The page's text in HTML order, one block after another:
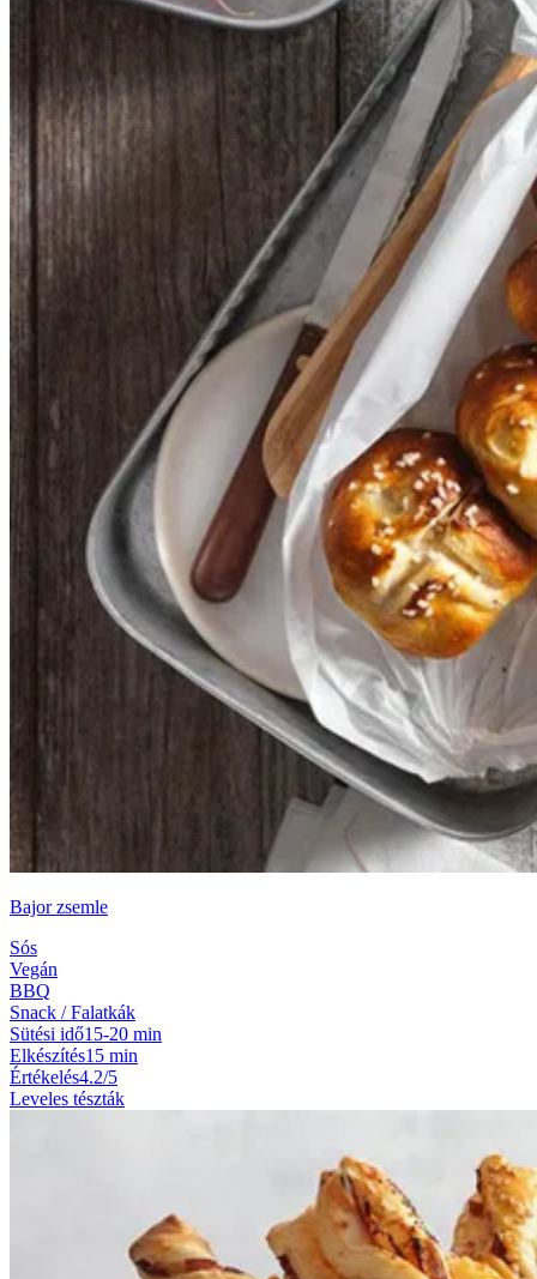
Bajor zsemle
Sós
Vegán
BBQ
Snack / Falatkák
Sütési idő15-20 min
Elkészítés15 min
Értékelés4.2/5
Leveles tészták